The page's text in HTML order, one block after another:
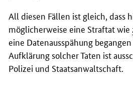
All diesen Fällen ist gleich, dass
möglicherweise eine Straftat wie
eine Datenausspähung
Aufklärung solcher Taten ist
Polizei und Staatsanwaltschaft.